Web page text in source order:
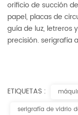
orificio de succión
papel, placas de
guía de luz, letreros
precisión. serigrafía
ETIQUETAS :
serigrafía de vidrio